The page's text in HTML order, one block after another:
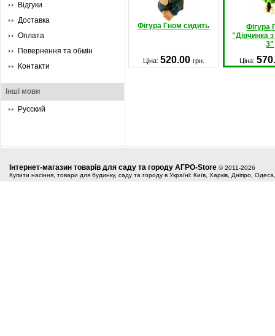
Відгуки
Доставка
Оплата
Повернення та обмін
Контакти
Інші мови
Русский
Фігура Гном сидить
"Дівчинка
3"
Ціна: 520.00 грн. Ціна:
Інтернет-магазин товарів для саду та городу АГРО-Store © 2011-2026
Купити насіння, товари для будинку, саду та городу в Україні: Київ, Харків, Дніпро,